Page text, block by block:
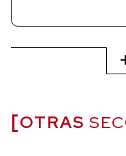
OTRAS